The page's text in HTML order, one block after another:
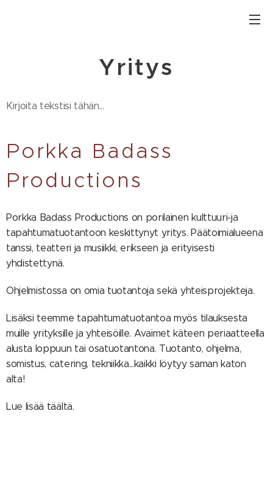
Yritys
Kirjoita tekstisi tähän...
Porkka Badass
Productions
Porkka Badass Productions on porilainen kulttuuri-ja
tapahtumatuotantoon keskittynyt yritys. Päätoimialueena
tanssi, teatteri ja musiikki, erikseen ja erityisesti
yhdistettynä.
Ohjelmistossa on omia tuotantoja sekä yhteisprojekteja.
Lisäksi teemme tapahtumatuotantoa myös tilauksesta
muille yrityksille ja yhteisöille. Avaimet käteen periaatteella
alusta loppuun tai osatuotantona. Tuotanto, ohjelma,
somistus, catering, tekniikka...kaikki löytyy saman katon
alta!
Lue lisää täältä.